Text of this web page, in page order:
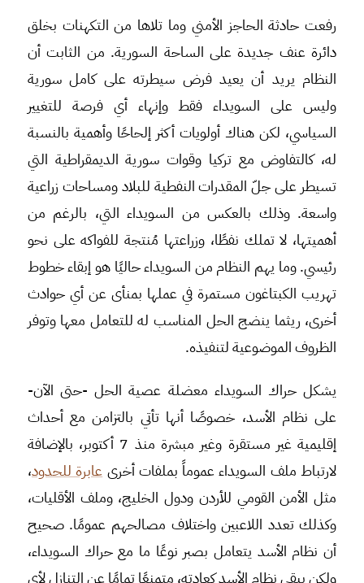
رفعت حادثة الحاجز الأمني وما تلاها من التكهنات بخلق
دائرة عنف جديدة على الساحة السورية. من الثابت أن
النظام يريد أن يعيد فرض سيطرته على كامل سورية
وليس على السويداء فقط وإنهاء أي فرصة للتغيير
السياسي، لكن هناك أولويات أكثر إلحاحًا وأهمية بالنسبة
له، كالتفاوض مع تركيا وقوات سورية الديمقراطية التي
تسيطر على جلّ المقدرات النفطية للبلاد ومساحات زراعية
واسعة. وذلك بالعكس من السويداء التي، بالرغم من
أهميتها، لا تملك نفطًا، وزراعتها مُنتجة للفواكه على نحو
رئيسي. وما يهم النظام من السويداء حاليًا هو إبقاء خطوط
تهريب الكبتاغون مستمرة في عملها بمنأى عن أي حوادث
أخرى، ريثما ينضج الحل المناسب له للتعامل معها وتوفر
الظروف الموضوعية لتنفيذه.
يشكل حراك السويداء معضلة عصية الحل -حتى الآن-
على نظام الأسد، خصوصًا أنها تأتي بالتزامن مع أحداث
إقليمية غير مستقرة وغير مبشرة منذ 7 أكتوبر، بالإضافة
لارتباط ملف السويداء عموماً بملفات أخرى عابرة للحدود،
مثل الأمن القومي للأردن ودول الخليج، وملف الأقليات،
وكذلك تعدد اللاعبين واختلاف مصالحهم عمومًا. صحيح
أن نظام الأسد يتعامل بصبر نوعًا ما مع حراك السويداء،
ولكن يبقى نظام الأسد كعادته، متمنعًا تمامًا عن التنازل لأي